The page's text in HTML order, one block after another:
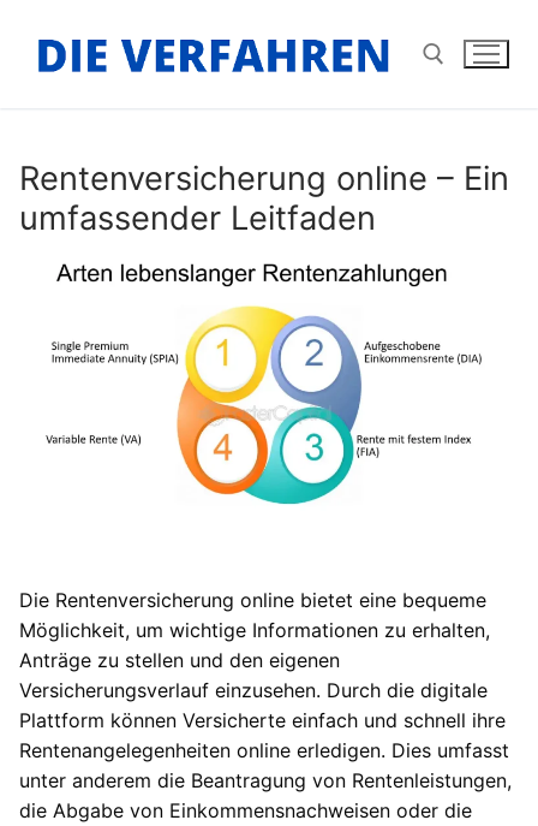
Inhalt
springen
Rentenversicherung online – Ein
umfassender Leitfaden
Die Rentenversicherung online bietet eine bequeme
Möglichkeit, um wichtige Informationen zu erhalten,
Anträge zu stellen und den eigenen
Versicherungsverlauf einzusehen. Durch die digitale
Plattform können Versicherte einfach und schnell ihre
Rentenangelegenheiten online erledigen. Dies umfasst
unter anderem die Beantragung von Rentenleistungen,
die Abgabe von Einkommensnachweisen oder die